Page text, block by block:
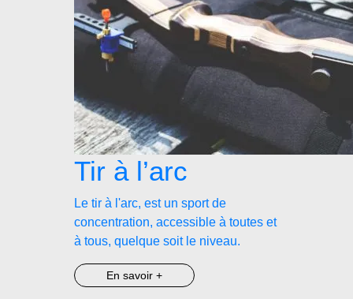
Tir à l’arc
Le tir à l'arc, est un sport de
concentration, accessible à toutes et
à tous, quelque soit le niveau.
En savoir +